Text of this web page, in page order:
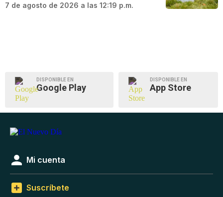
7 de agosto de 2026 a las 12:19 p.m.
DISPONIBLE EN
Google Play
DISPONIBLE EN
App Store
Mi cuenta
Suscríbete